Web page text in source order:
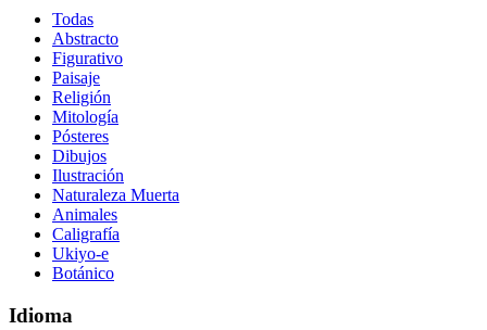
Todas
Abstracto
Figurativo
Paisaje
Religión
Mitología
Pósteres
Dibujos
Ilustración
Naturaleza Muerta
Animales
Caligrafía
Ukiyo-e
Botánico
Idioma